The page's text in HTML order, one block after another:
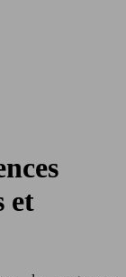
et